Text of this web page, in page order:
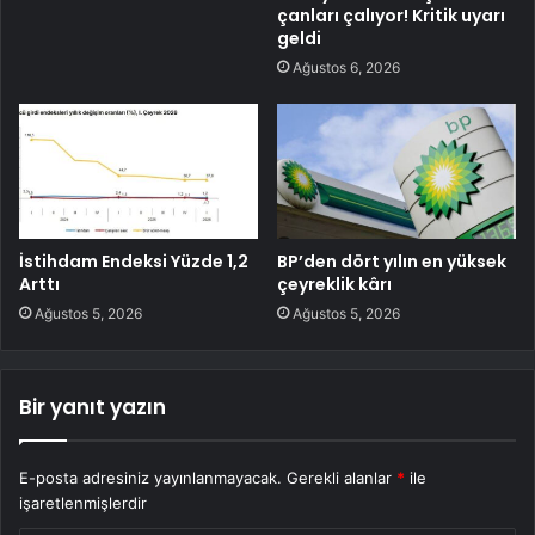
çanları çalıyor! Kritik uyarı
geldi
Ağustos 6, 2026
İstihdam Endeksi Yüzde 1,2
Arttı
Ağustos 5, 2026
BP’den dört yılın en yüksek
çeyreklik kârı
Ağustos 5, 2026
Bir yanıt yazın
E-posta adresiniz yayınlanmayacak. Gerekli alanlar * ile
işaretlenmişlerdir